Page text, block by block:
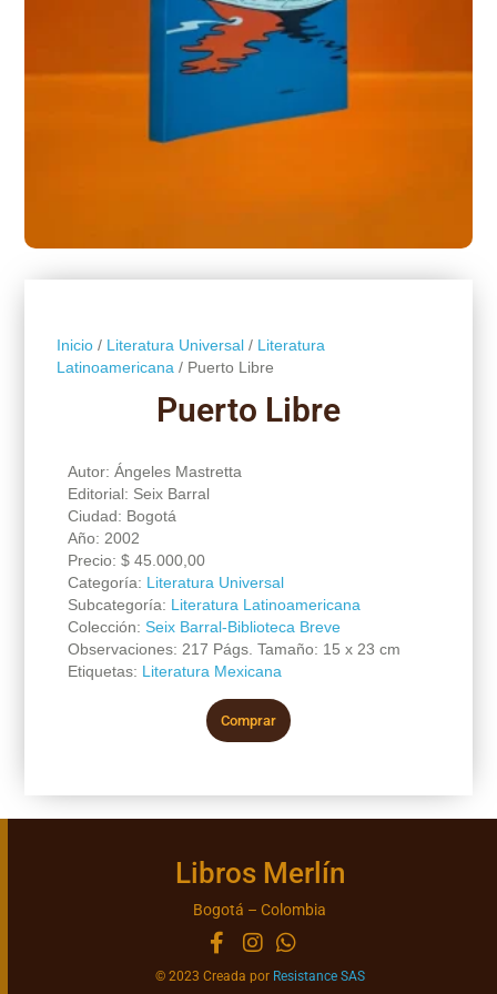
Inicio/ Literatura Universal/ Literatura
Latinoamericana / Puerto Libre
Puerto Libre
Autor: Ángeles Mastretta
Editorial: Seix Barral
Ciudad: Bogotá
Año: 2002
Precio: $45.000,00
Categoría: Literatura Universal
Subcategoría: Literatura Latinoamericana
Colección: Seix Barral-Biblioteca Breve
Observaciones: 217 Págs. Tamaño: 15 x 23 cm
Etiquetas: Literatura Mexicana
Comprar
Libros Merlín
Bogotá – Colombia
© 2023 Creada por Resistance SAS